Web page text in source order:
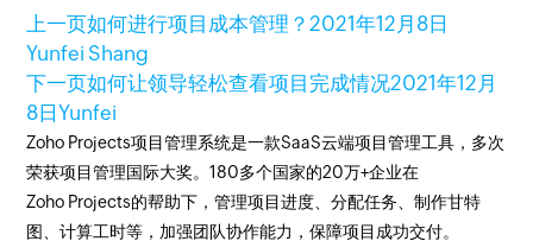
上一页如何进行项目成本管理？2021年12月8日
Yunfei Shang
下一页如何让领导轻松查看项目完成情况2021年12月
8日Yunfei
Zoho Projects项目管理系统是一款SaaS云端项目管理工具，多次
荣获项目管理国际大奖。180多个国家的20万+企业在
Zoho Projects的帮助下，管理项目进度、分配任务、制作甘特
图、计算工时等，加强团队协作能力，保障项目成功交付。